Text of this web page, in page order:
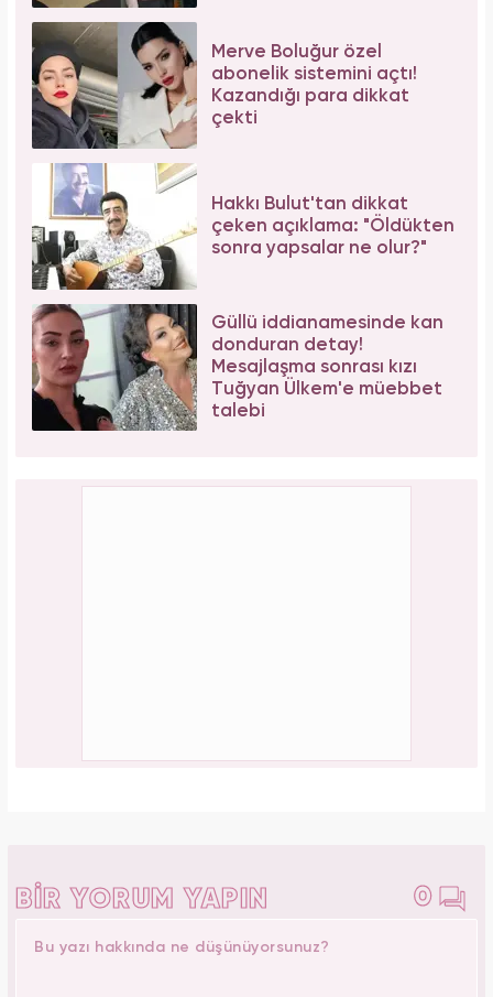
Merve Boluğur özel
abonelik sistemini açtı!
Kazandığı para dikkat
çekti
Hakkı Bulut'tan dikkat
çeken açıklama: "Öldükten
sonra yapsalar ne olur?"
Güllü iddianamesinde kan
donduran detay!
Mesajlaşma sonrası kızı
Tuğyan Ülkem'e müebbet
talebi
BİR YORUM YAPIN 0